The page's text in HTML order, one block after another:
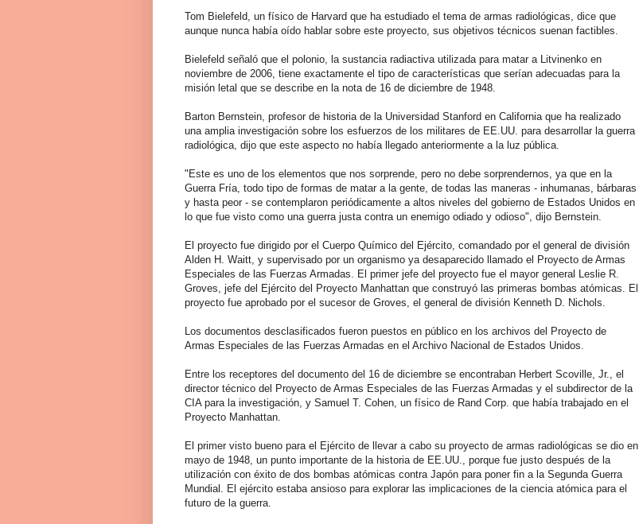
Tom Bielefeld, un físico de Harvard que ha estudiado el tema de armas radiológicas, dice que
aunque nunca había oído hablar sobre este proyecto, sus objetivos técnicos suenan factibles.
Bielefeld señaló que el polonio, la sustancia radiactiva utilizada para matar a Litvinenko en
noviembre de 2006, tiene exactamente el tipo de características que serían adecuadas para la
misión letal que se describe en la nota de 16 de diciembre de 1948.
Barton Bernstein, profesor de historia de la Universidad Stanford en California que ha realizado
una amplia investigación sobre los esfuerzos de los militares de EE.UU. para desarrollar la guerra
radiológica, dijo que este aspecto no había llegado anteriormente a la luz pública.
"Este es uno de los elementos que nos sorprende, pero no debe sorprendernos, ya que en la
Guerra Fría, todo tipo de formas de matar a la gente, de todas las maneras - inhumanas, bárbaras
y hasta peor - se contemplaron periódicamente a altos niveles del gobierno de Estados Unidos en
lo que fue visto como una guerra justa contra un enemigo odiado y odioso", dijo Bernstein.
El proyecto fue dirigido por el Cuerpo Químico del Ejército, comandado por el general de división
Alden H. Waitt, y supervisado por un organismo ya desaparecido llamado el Proyecto de Armas
Especiales de las Fuerzas Armadas. El primer jefe del proyecto fue el mayor general Leslie R.
Groves, jefe del Ejército del Proyecto Manhattan que construyó las primeras bombas atómicas. El
proyecto fue aprobado por el sucesor de Groves, el general de división Kenneth D. Nichols.
Los documentos desclasificados fueron puestos en público en los archivos del Proyecto de
Armas Especiales de las Fuerzas Armadas en el Archivo Nacional de Estados Unidos.
Entre los receptores del documento del 16 de diciembre se encontraban Herbert Scoville, Jr., el
director técnico del Proyecto de Armas Especiales de las Fuerzas Armadas y el subdirector de la
CIA para la investigación, y Samuel T. Cohen, un físico de Rand Corp. que había trabajado en el
Proyecto Manhattan.
El primer visto bueno para el Ejército de llevar a cabo su proyecto de armas radiológicas se dio en
mayo de 1948, un punto importante de la historia de EE.UU., porque fue justo después de la
utilización con éxito de dos bombas atómicas contra Japón para poner fin a la Segunda Guerra
Mundial. El ejército estaba ansioso para explorar las implicaciones de la ciencia atómica para el
futuro de la guerra.